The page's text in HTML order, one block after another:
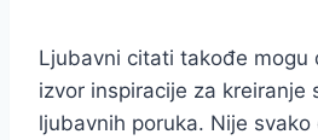
Ljubavni citati takođe mogu
izvor inspiracije za kreiranje
ljubavnih poruka. Nije